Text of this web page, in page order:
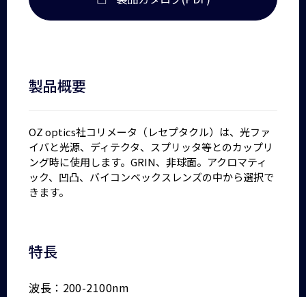
製品概要
OZ optics社コリメータ（レセプタクル）は、光ファ
イバと光源、ディテクタ、スプリッタ等とのカップリ
ング時に使用します。GRIN、非球面。アクロマティ
ック、凹凸、バイコンベックスレンズの中から選択で
きます。
特長
波長：200-2100nm